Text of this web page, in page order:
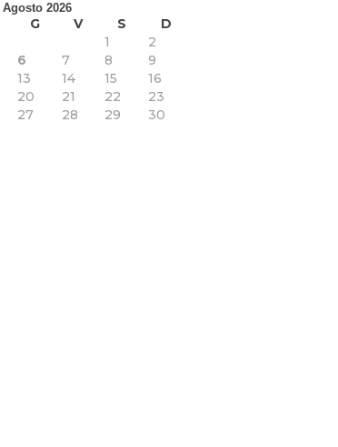
Agosto 2026
G V S
D
1
2
6 7 8
9
13 14 15
16
20 21 22
23
27 28 29
30